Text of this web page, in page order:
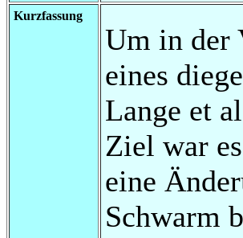
Kurzfassung
Um in der
eines
Lange et
Ziel war
eine
Schwarm